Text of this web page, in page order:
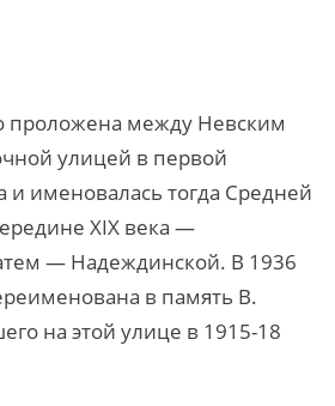
проложена между Невским
улицей в первой
и именовалась тогда Средней
XIX века —
— Надеждинской. В 1936
в память В.
на этой улице в 1915-18